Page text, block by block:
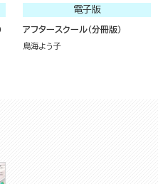
電子版
アフタースクール（分冊版）
鳥海よう子